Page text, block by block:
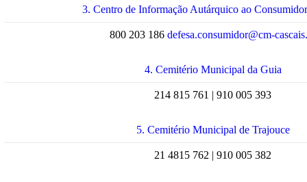
3. Centro de Informação Autárquico ao
800 203 186 defesa.consumidor@cm-
4. Cemitério Municipal da Guia
214 815 761 | 910 005 393
5. Cemitério Municipal de Trajouce
21 4815 762 | 910 005 382